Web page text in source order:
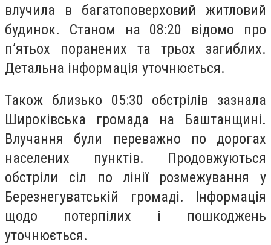
влучила в багатоповерховий житловий
будинок. Станом на 08:20 відомо про
п’ятьох поранених та трьох загиблих.
Детальна інформація уточнюється.
Також близько 05:30 обстрілів зазнала
Широківська громада на Баштанщині.
Влучання були переважно по дорогах
населених пунктів. Продовжуються
обстріли сіл по лінії розмежування у
Березнегуватській громаді. Інформація
щодо потерпілих і пошкоджень
уточнюється.